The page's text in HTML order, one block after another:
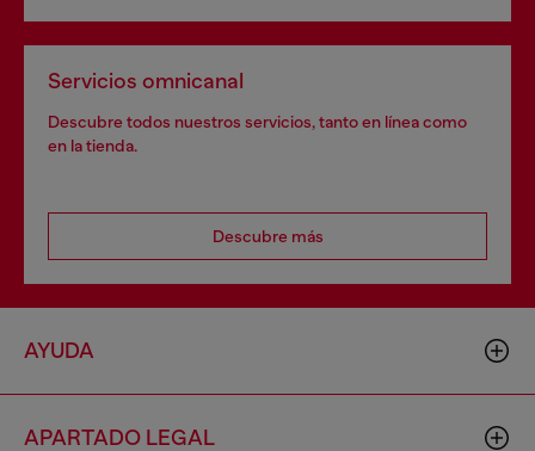
Servicios omnicanal
Descubre todos nuestros servicios, tanto en línea como
en la tienda.
Descubre más
AYUDA
APARTADO LEGAL